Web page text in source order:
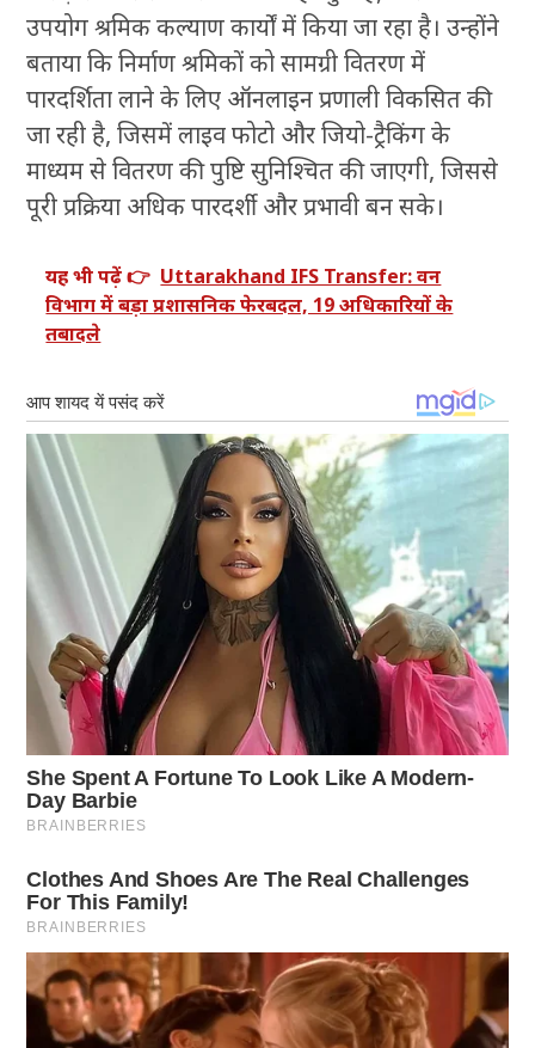
उपयोग श्रमिक कल्याण कार्यों में किया जा रहा है। उन्होंने
बताया कि निर्माण श्रमिकों को सामग्री वितरण में
पारदर्शिता लाने के लिए ऑनलाइन प्रणाली विकसित की
जा रही है, जिसमें लाइव फोटो और जियो-ट्रैकिंग के
माध्यम से वितरण की पुष्टि सुनिश्चित की जाएगी, जिससे
पूरी प्रक्रिया अधिक पारदर्शी और प्रभावी बन सके।
यह भी पढ़ें 👉 Uttarakhand IFS Transfer: वन
विभाग में बड़ा प्रशासनिक फेरबदल, 19 अधिकारियों के
तबादले